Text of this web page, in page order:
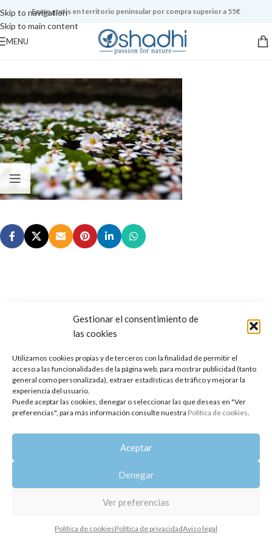
Gestionar el consentimiento de
las cookies
Utilizamos cookies propias y de terceros con la finalidad de permitir el
acceso a las funcionalidades de la página web, para mostrar publicidad (tanto
general como personalizada), extraer estadísticas de tráfico y mejorar la
experiencia del usuario.
Puede aceptar las cookies, denegar o seleccionar las que deseas en "Ver
preferencias", para más información consulte nuestra Política de cookies.
Aceptar
Denegar
Ver preferencias
Política de cookiesPolítica de privacidadAviso legal
Skip to navigation
Skip to main content
Envío gratis en territorio peninsular por compra superior a 55€
MENU
Copyright 2014-2025
Política de privacidad Aviso legal | Política de cookies